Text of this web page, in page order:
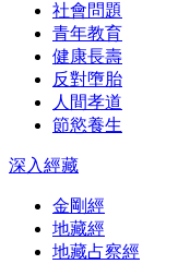
社會問題
青年教育
健康長壽
反對墮胎
人間孝道
節慾養生
深入經藏
金剛經
地藏經
地藏占察經